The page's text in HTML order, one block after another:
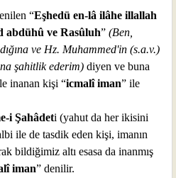
“Eşhedü en-lâ ilâhe illallah
abdühû ve Rasûluh” (Ben,
ve Hz. Muhammed'in (s.a.v.)
şahitlik ederim) diyen ve buna
inanan kişi “icmalî iman” ile
i Şahâdeti (yahut da her ikisini
ile de tasdik eden kişi, imanın
bildiğimiz altı esasa da inanmış
iman” denilir.